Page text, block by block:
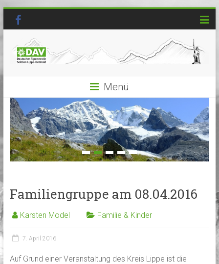
Menü
Familiengruppe am 08.04.2016
Karsten Model Familie & Kinder
7. April 2016
Auf Grund einer Veranstaltung des Kreis Lippe ist die